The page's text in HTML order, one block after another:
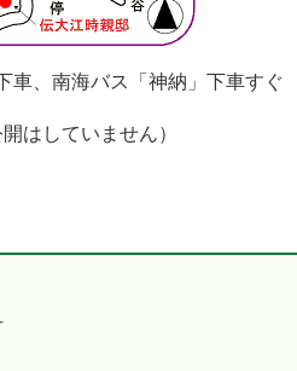
車、南海バス「神納」下車すぐ
開はしていません）